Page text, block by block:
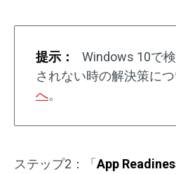
提示：
Windows 10で
されない時の解決策につ
へ。
ステップ2：「App